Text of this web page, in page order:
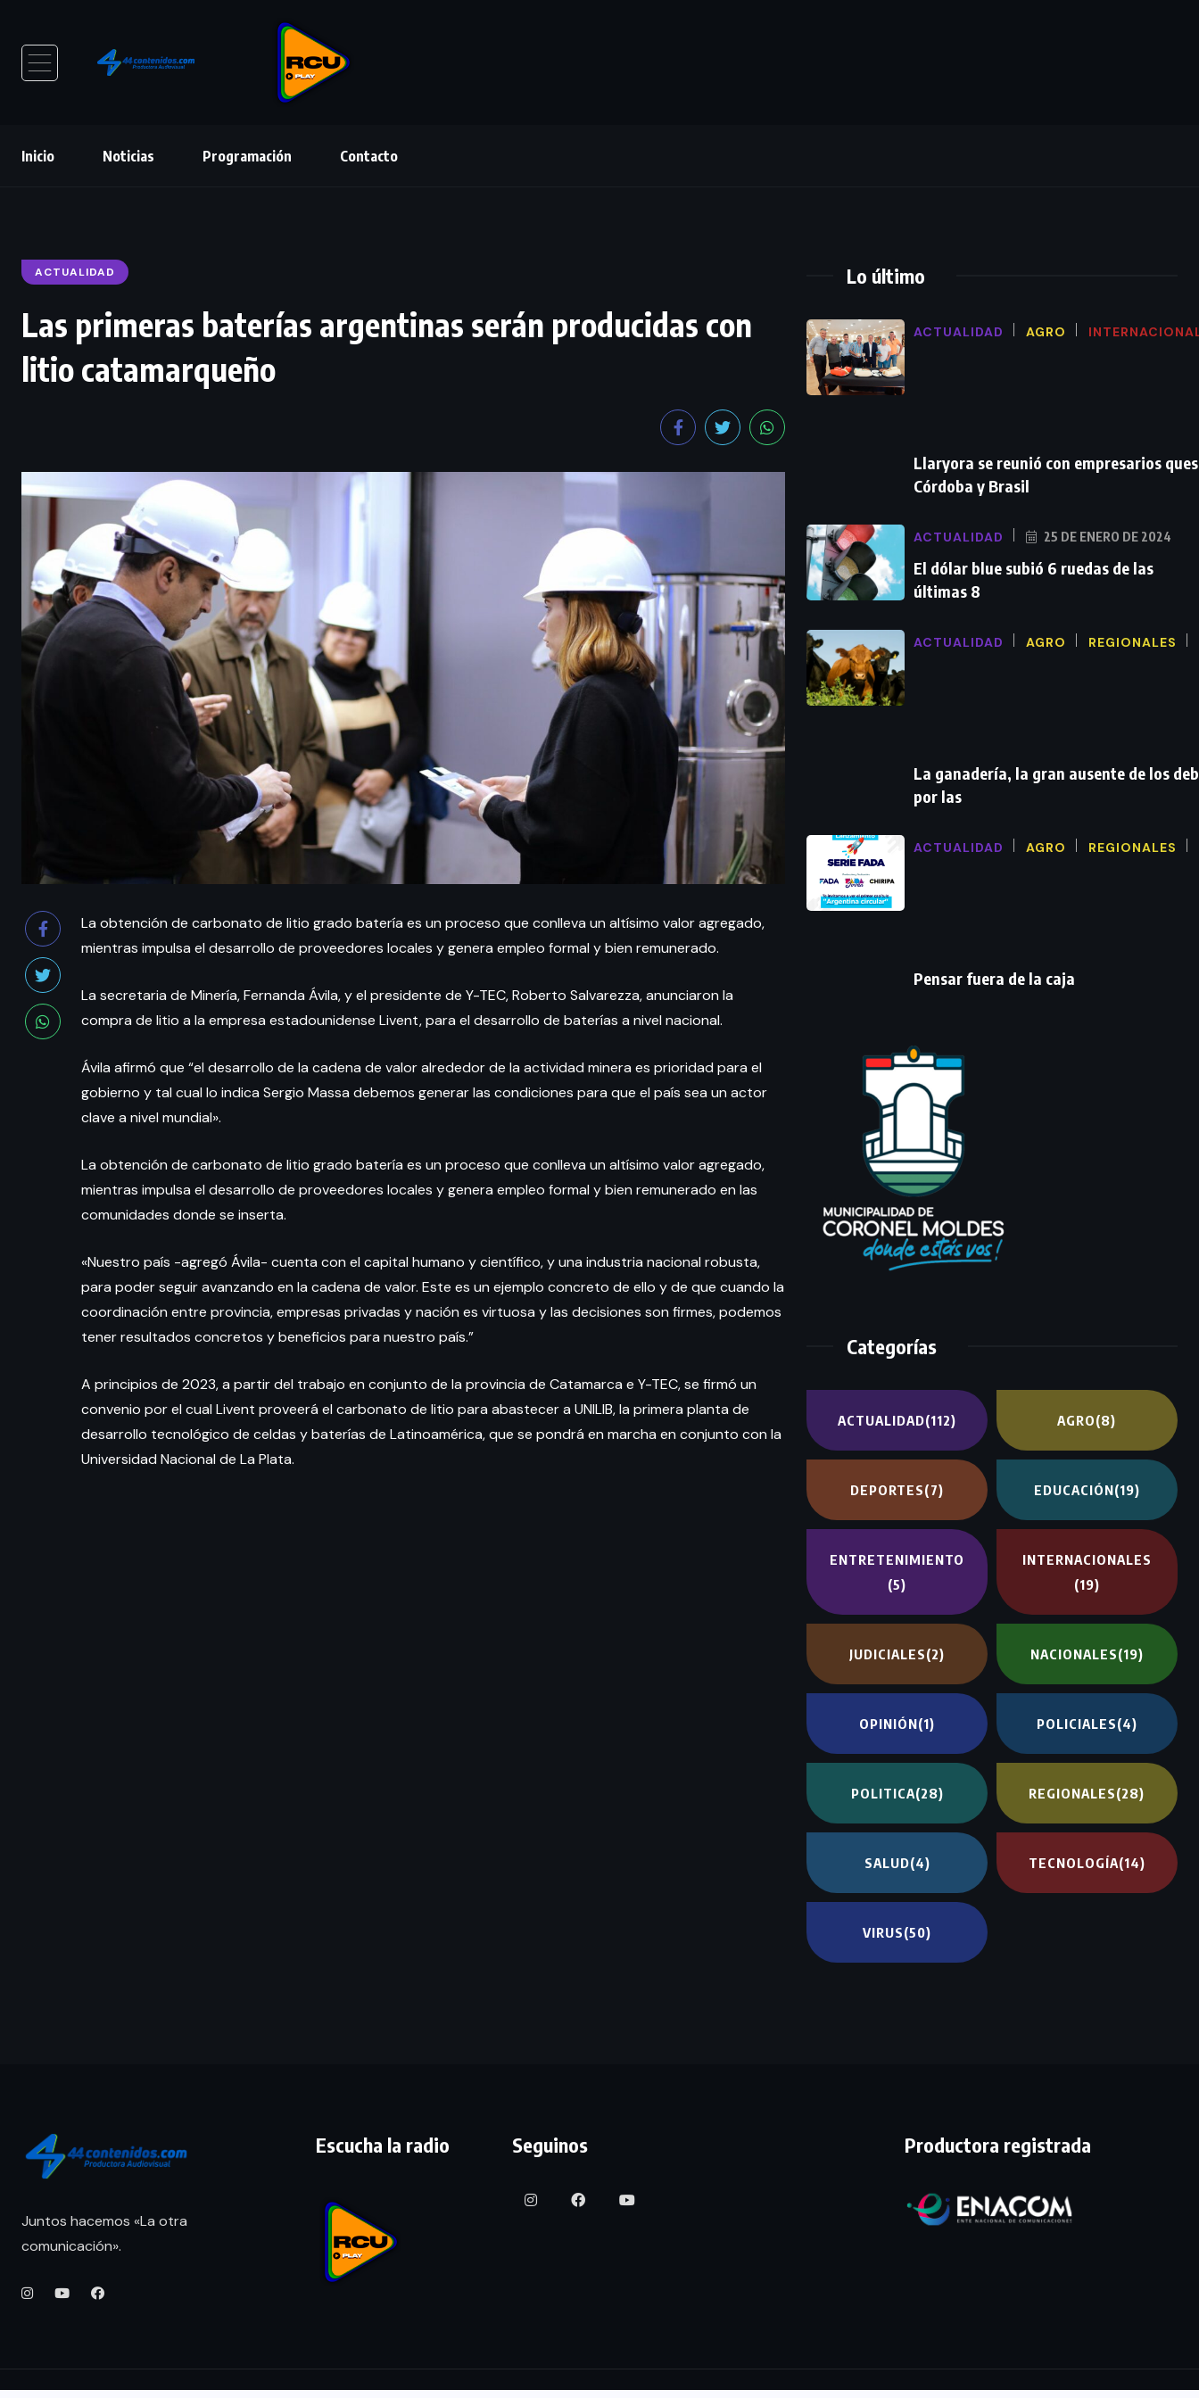
Inicio Noticias Programación Contacto
ACTUALIDAD
Las primeras baterías argentinas serán producidas con
litio catamarqueño
La obtención de carbonato de litio grado batería es un proceso que conlleva un altísimo valor agregado,
mientras impulsa el desarrollo de proveedores locales y genera empleo formal y bien remunerado.
La secretaria de Minería, Fernanda Ávila, y el presidente de Y-TEC, Roberto Salvarezza, anunciaron la
compra de litio a la empresa estadounidense Livent, para el desarrollo de baterías a nivel nacional.
Ávila afirmó que “el desarrollo de la cadena de valor alrededor de la actividad minera es prioridad para el
gobierno y tal cual lo indica Sergio Massa debemos generar las condiciones para que el país sea un actor
clave a nivel mundial».
La obtención de carbonato de litio grado batería es un proceso que conlleva un altísimo valor agregado,
mientras impulsa el desarrollo de proveedores locales y genera empleo formal y bien remunerado en las
comunidades donde se inserta.
«Nuestro país -agregó Ávila- cuenta con el capital humano y científico, y una industria nacional robusta,
para poder seguir avanzando en la cadena de valor. Este es un ejemplo concreto de ello y de que cuando la
coordinación entre provincia, empresas privadas y nación es virtuosa y las decisiones son firmes, podemos
tener resultados concretos y beneficios para nuestro país.”
A principios de 2023, a partir del trabajo en conjunto de la provincia de Catamarca e Y-TEC, se firmó un
convenio por el cual Livent proveerá el carbonato de litio para abastecer a UNILIB, la primera planta de
desarrollo tecnológico de celdas y baterías de Latinoamérica, que se pondrá en marcha en conjunto con la
Universidad Nacional de La Plata.
Lo último
ACTUALIDAD AGRO
Llaryora se reunió con empresarios
Córdoba y Brasil
ACTUALIDAD 25 DE ENERO DE 2024
El dólar blue subió 6 ruedas de las
últimas 8
ACTUALIDAD AGRO REGIONALES
La ganadería, la gran ausente de los
por las
ACTUALIDAD AGRO REGIONALES
Pensar fuera de la caja
Categorías
ACTUALIDAD(112) AGRO(8)
DEPORTES(7) EDUCACIÓN(19)
ENTRETENIMIENTO
(5)
INTERNACIONALES
(19)
JUDICIALES(2) NACIONALES(19)
OPINIÓN(1) POLICIALES(4)
POLITICA(28) REGIONALES(28)
SALUD(4) TECNOLOGÍA(14)
VIRUS(50)
Juntos hacemos «La otra
comunicación».
Escucha la radio Seguinos Productora registrada